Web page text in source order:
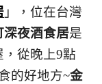
」，位在台灣
深夜酒食居是
從晚上9點
的好地方~金